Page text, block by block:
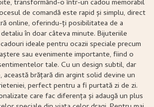
transformând-o într-un cadou memorabil
de comandă este rapid și simplu, direct
online, oferindu-ți posibilitatea de a
în doar câteva minute. Bijuteriile
ideale pentru ocazii speciale precum
sau evenimente importante, fiind o
tale. Cu un design subtil, dar
această brățară din argint solid devine un
perfect pentru a fi purtată zi de zi.
care fac diferența și adaugă un plus